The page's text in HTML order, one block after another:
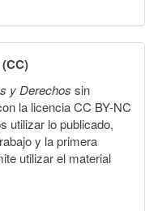
y Derechos sin
la licencia CC BY-NC
utilizar lo publicado,
y la primera
utilizar el material